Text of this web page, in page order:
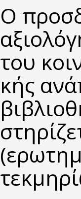
Ο
του
κής